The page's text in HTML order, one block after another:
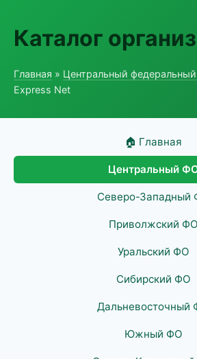
Каталог
Главная » Центральный федеральный
Express Net
🏠 Главная
Центральный
Северо-Западный
Приволжский ФО
Уральский ФО
Сибирский ФО
Дальневосточный
Южный ФО